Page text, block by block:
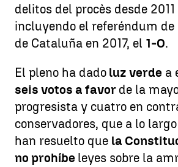
delitos del procès desde
incluyendo el referéndum de
de Cataluña en 2017, el 1-O.
El pleno ha dado luz verde a
seis votos a favor de la
progresista y cuatro en
conservadores, que a lo
han resuelto que la
no prohíbe leyes sobre la